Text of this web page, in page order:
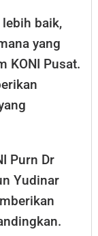
lebih baik,
yang
KONI Pusat.
Purn Dr
Yudinar